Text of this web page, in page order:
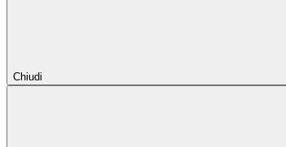
Chiudi